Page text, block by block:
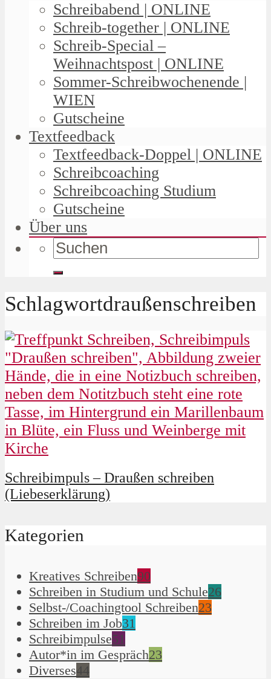
Schreibabend | ONLINE
Schreib-together | ONLINE
Schreib-Special –
Weihnachtspost | ONLINE
Sommer-Schreibwochenende |
WIEN
Gutscheine
Textfeedback
Textfeedback-Doppel | ONLINE
Schreibcoaching
Schreibcoaching Studium
Gutscheine
Über uns
Schlagwortdraußenschreiben
Schreibimpuls – Draußen schreiben
(Liebeserklärung)
Kategorien
Kreatives Schreiben90
Schreiben in Studium und Schule26
Selbst-/Coachingtool Schreiben23
Schreiben im Job31
Schreibimpulse51
Autor*in im Gespräch23
Diverses44